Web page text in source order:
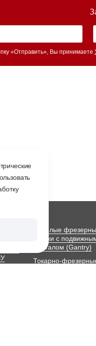
«Отправить», Вы принимаете
Тяжелые
станки с
порталом (Gantry)
Токарно-